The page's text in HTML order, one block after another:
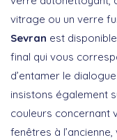
vitrage ou un verre
Sevran est
final qui vous
d’entamer le
insistons également
couleurs concernant
fenêtres à